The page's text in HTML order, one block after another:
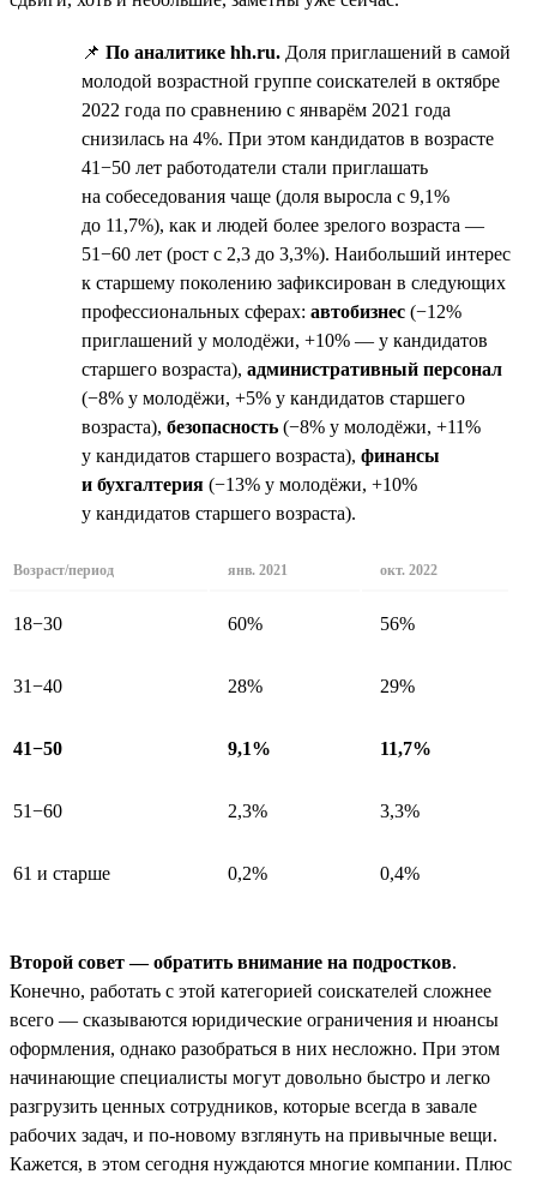
📌 По аналитике hh.ru. Доля приглашений в самой
молодой возрастной группе соискателей в октябре
2022 года по сравнению с январём 2021 года
снизилась на 4%. При этом кандидатов в возрасте
41−50 лет работодатели стали приглашать
на собеседования чаще (доля выросла с 9,1%
до 11,7%), как и людей более зрелого возраста —
51−60 лет (рост с 2,3 до 3,3%). Наибольший интерес
к старшему поколению зафиксирован в следующих
профессиональных сферах: автобизнес (−12%
приглашений у молодёжи, +10% — у кандидатов
старшего возраста), административный персонал
(−8% у молодёжи, +5% у кандидатов старшего
возраста), безопасность (−8% у молодёжи, +11%
у кандидатов старшего возраста), финансы
и бухгалтерия (−13% у молодёжи, +10%
у кандидатов старшего возраста).
Возраст/период янв. 2021 окт. 2022
18−30 60% 56%
31−40 28% 29%
41−50 9,1% 11,7%
51−60 2,3% 3,3%
61 и старше 0,2% 0,4%
Второй совет — обратить внимание на подростков.
Конечно, работать с этой категорией соискателей сложнее
всего — сказываются юридические ограничения и нюансы
оформления, однако разобраться в них несложно. При этом
начинающие специалисты могут довольно быстро и легко
разгрузить ценных сотрудников, которые всегда в завале
рабочих задач, и по-новому взглянуть на привычные вещи.
Кажется, в этом сегодня нуждаются многие компании. Плюс